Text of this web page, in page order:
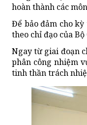
hoàn thành các
Để bảo đảm cho
theo chỉ đạo của
Ngay từ giai đoạn
phân công nhiệm
tinh thần trách